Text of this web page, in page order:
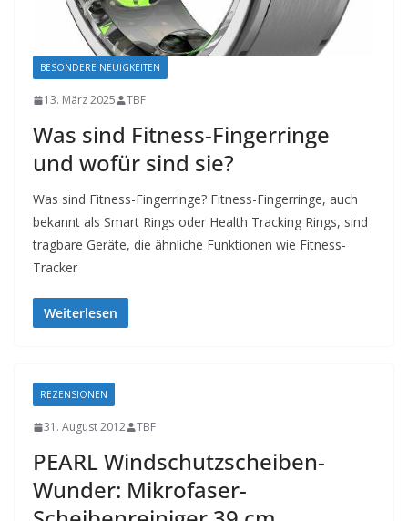
BESONDERE NEUIGKEITEN
13. März 2025 TBF
Was sind Fitness-Fingerringe
und wofür sind sie?
Was sind Fitness-Fingerringe? Fitness-Fingerringe, auch
bekannt als Smart Rings oder Health Tracking Rings, sind
tragbare Geräte, die ähnliche Funktionen wie Fitness-
Tracker
Weiterlesen
REZENSIONEN
31. August 2012 TBF
PEARL Windschutzscheiben-
Wunder: Mikrofaser-